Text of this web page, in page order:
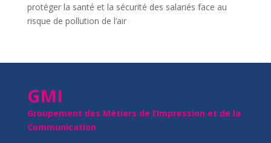
protéger la santé et la sécurité des salariés face au
risque de pollution de l’air
GMI
Groupement des Métiers de l’Impression et de la
Communication